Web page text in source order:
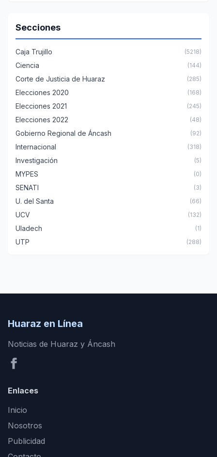
Secciones
Caja Trujillo (5218)
Ciencia (144)
Corte de Justicia de Huaraz (285)
Elecciones 2020 (168)
Elecciones 2021 (245)
Elecciones 2022 (48)
Gobierno Regional de Áncash (92)
Internacional (318)
Investigación (5)
MYPES (0)
SENATI (3)
U. del Santa (66)
UCV (132)
Uladech (1)
UTP (288)
Huaraz en Línea
Noticias de Huaraz y Áncash
Enlaces
Inicio
Nosotros
Publicidad